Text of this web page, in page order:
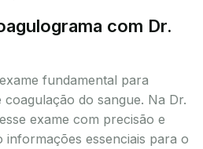
com Dr.
fundamental para
coagulação do sangue. Na Dr.
exame com precisão e
essenciais para o